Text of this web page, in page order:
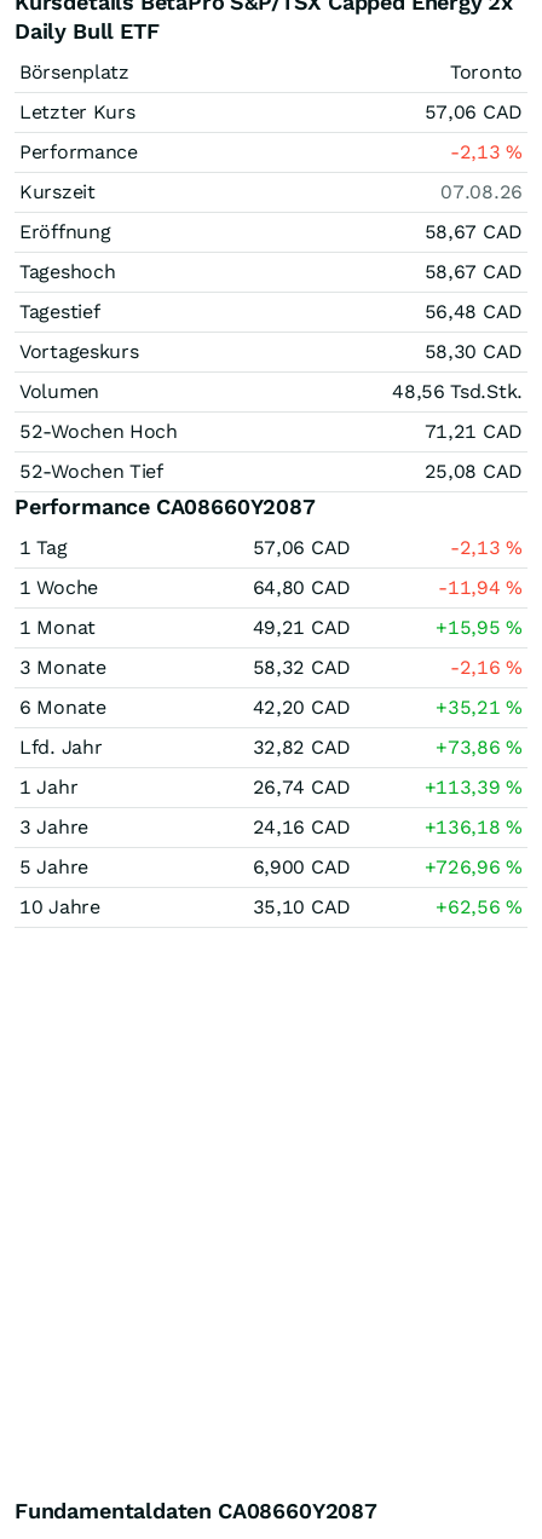
Daily Bull ETF
Börsenplatz
Toronto
Letzter Kurs
57,06 CAD
Performance
-2,13%
Kurszeit
07.08.26
Eröffnung
58,67 CAD
Tageshoch
58,67 CAD
Tagestief
56,48 CAD
Vortageskurs
58,30 CAD
Volumen
48,56 Tsd.Stk.
52-Wochen Hoch
71,21 CAD
52-Wochen Tief
25,08 CAD
Performance CA08660Y2087
1 Tag 57,06 CAD -2,13%
1 Woche
64,80 CAD -11,94%
1 Monat
49,21 CAD +15,95%
3 Monate
58,32 CAD -2,16%
6 Monate
42,20 CAD +35,21%
Lfd. Jahr
32,82 CAD +73,86%
1 Jahr
26,74 CAD +113,39%
3 Jahre
24,16 CAD +136,18%
5 Jahre
6,900 CAD +726,96%
10 Jahre
35,10 CAD +62,56%
Fundamentaldaten CA08660Y2087